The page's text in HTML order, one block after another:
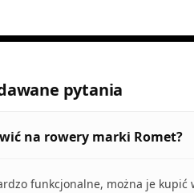
pytania
na rowery marki Romet?
funkcjonalne, można je